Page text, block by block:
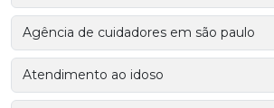
Agência de cuidadores em são paulo
Atendimento ao idoso